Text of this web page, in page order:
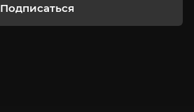
Подписаться